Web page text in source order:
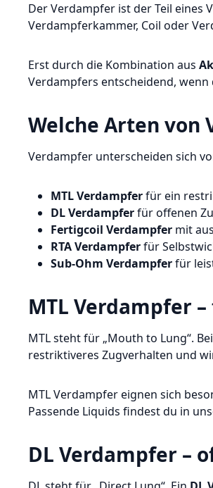
Der Verdampfer ist der Teil eines
Verdampferkammer, Coil oder
Erst durch die Kombination aus
Verdampfers entscheidend,
Welche Arten von
Verdampfer unterscheiden sich
MTL Verdampferfür ein
DL Verdampferfür offenen
Fertigcoil Verdampfer mit
RTA Verdampferfür
Sub-Ohm Verdampferfür
MTL Verdampfer
MTL steht für „Mouth to Lung“.
restriktiveres Zugverhalten und
MTL Verdampfer eignen sich
Passende Liquids findest du in
DL Verdampfer –